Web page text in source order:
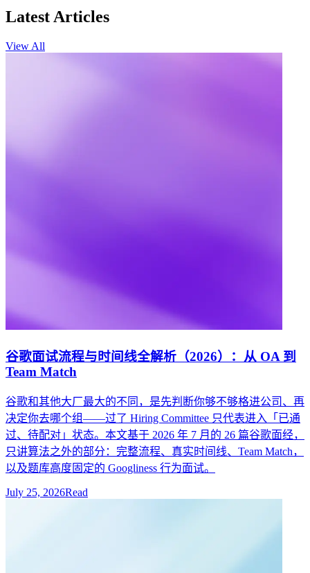
Latest Articles
View All
谷歌面试流程与时间线全解析（2026）：从 OA 到
Team Match
谷歌和其他大厂最大的不同，是先判断你够不够格进公司、再
决定你去哪个组——过了 Hiring Committee 只代表进入「已通
过、待配对」状态。本文基于 2026 年 7 月的 26 篇谷歌面经，
只讲算法之外的部分：完整流程、真实时间线、Team Match，
以及题库高度固定的 Googliness 行为面试。
July 25, 2026Read